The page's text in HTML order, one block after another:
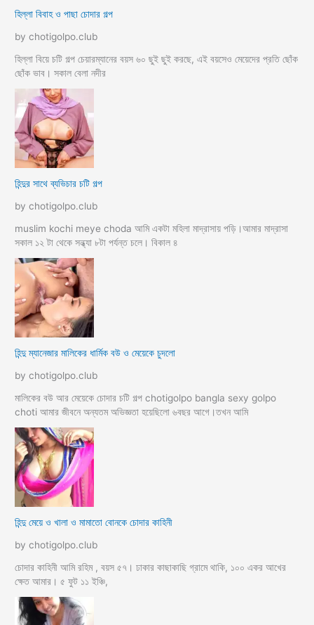
হিল্লা বিবাহ ও পাছা চোদার গল্প
by chotigolpo.club
হিল্লা বিয়ে চটি গল্প চেয়ারম্যানের বয়স ৬০ ছুই ছুই করছে, এই বয়সেও মেয়েদের প্রতি ছোঁক
ছোঁক ভাব। সকাল বেলা নদীর
হিন্দুর সাথে ব্যভিচার চটি গল্প
by chotigolpo.club
muslim kochi meye choda আমি একটা মহিলা মাদ্রাসায় পড়ি।আমার মাদ্রাসা
সকাল ১২ টা থেকে সন্ধ্যা ৮টা পর্যন্ত চলে। বিকাল ৪
হিন্দু ম্যানেজার মালিকের ধার্মিক বউ ও মেয়েকে চুদলো
by chotigolpo.club
মালিকের বউ আর মেয়েকে চোদার চটি গল্প chotigolpo bangla sexy golpo
choti আমার জীবনে অন্যতম অভিজ্ঞতা হয়েছিলো ৬বছর আগে।তখন আমি
হিন্দু মেয়ে ও খালা ও মামাতো বোনকে চোদার কাহিনী
by chotigolpo.club
চোদার কাহিনী আমি রহিম , বয়স ৫৭। ঢাকার কাছাকাছি গ্রামে থাকি, ১০০ একর আখের
ক্ষেত আমার। ৫ ফুট ১১ ইঞ্চি,